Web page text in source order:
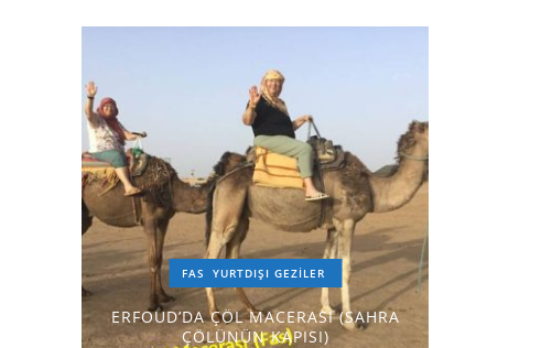
FAS YURTDIŞI GEZILER
ERFOUD’DA ÇÖL MACERASI (SAHRA
ÇÖLÜNÜN KAPISI)